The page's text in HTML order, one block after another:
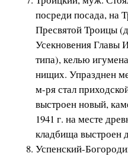
посреди посада, на
Пресвятой Троицы
Усекновения Главы
типа), келью
нищих. Упразднен
м-ря стал
выстроен новый,
1941 г. на месте
кладбища выстроен
Успенский-